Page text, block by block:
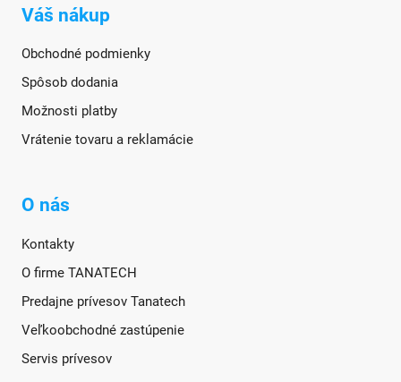
Váš nákup
Obchodné podmienky
Spôsob dodania
Možnosti platby
Vrátenie tovaru a reklamácie
O nás
Kontakty
O firme TANATECH
Predajne prívesov Tanatech
Veľkoobchodné zastúpenie
Servis prívesov